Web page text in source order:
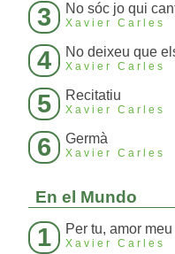
3 No sóc jo qui
Xavier Carles
4 Xavier Carles
5 Recitatiu
Xavier Carles
6 Germà
Xavier Carles
En el Mundo
1 Per tu, amor meu
Xavier Carles